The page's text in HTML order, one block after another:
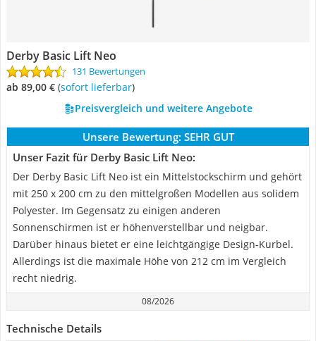
Derby Basic Lift Neo
131 Bewertungen
ab 89,00 € ( Sofort lieferbar)
Preisvergleich und weitere Angebote
Unsere Bewertung: SEHR GUT
Unser Fazit für Derby Basic Lift Neo:
Der Derby Basic Lift Neo ist ein Mittelstockschirm und gehört
mit 250 x 200 cm zu den mittelgroßen Modellen aus solidem
Polyester. Im Gegensatz zu einigen anderen
Sonnenschirmen ist er höhenverstellbar und neigbar.
Darüber hinaus bietet er eine leichtgängige Design-Kurbel.
Allerdings ist die maximale Höhe von 212 cm im Vergleich
recht niedrig.
08/2026
Technische Details